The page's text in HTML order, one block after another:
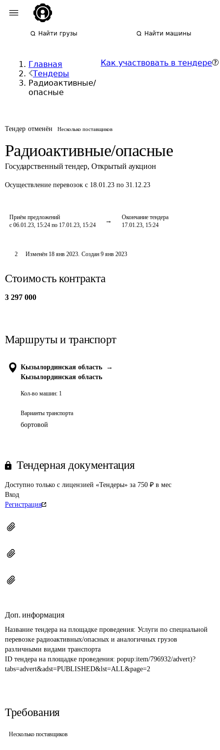
Найти грузы Найти машины
Главная
Тендеры
Радиоактивные/
опасные
Как участвовать в тендере
Тендер отменён Несколько поставщиков
Радиоактивные/опасные
Государственный тендер, Открытый аукцион
Осуществление перевозок с 18.01.23 по 31.12.23
Приём предложений
с 06.01.23, 15:24 по 17.01.23, 15:24
Окончание тендера
17.01.23, 15:24
2 Изменён 18 янв 2023. Создан 9 янв 2023
Стоимость контракта
3 297 000
Маршруты и транспорт
Кызылординская область
→
Кызылординская область
Кол-во машин: 1
Варианты транспорта
бортовой
Тендерная документация
Доступно только с лицензией «Тендеры» за 750 ₽ в мес
Вход
Регистрация
Доп. информация
Название тендера на площадке проведения: Услуги по специальной
перевозке радиоактивных/опасных и аналогичных грузов
различными видами транспорта
ID тендера на площадке проведения: popup:item/796932/advert)?
tabs=advert&adst=PUBLISHED&lst=ALL&page=2
Требования
Несколько поставщиков